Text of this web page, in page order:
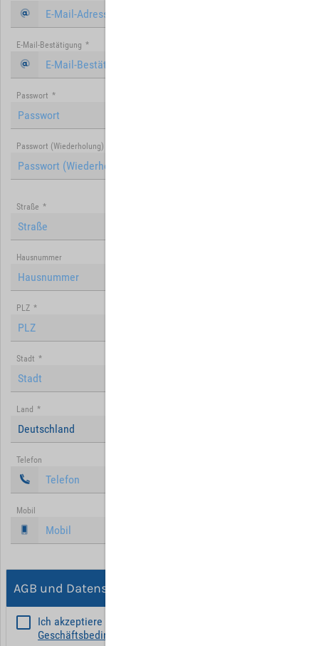
E-Mail-Bestätigung *
Passwort *
Passwort (Wiederholung)
Straße *
Hausnummer
PLZ *
Stadt *
Land *
Deutschland
Telefon
Mobil
AGB und Datenschutz
Ich akzeptiere die
Geschäftsbedingungen